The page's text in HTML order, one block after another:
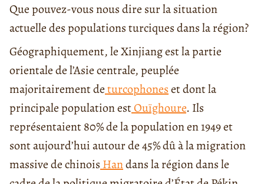
Que pouvez-vous nous dire sur la situation
actuelle des populations turciques dans la région?
Géographiquement, le Xinjiang est la partie
orientale de l’Asie centrale, peuplée
majoritairement deturcophoneset dont la
principale population estOuïghoure. Ils
représentaient 80% de la population en 1949 et
sont aujourd’hui autour de 45% dû à la migration
massive de chinois Handans la région dans le